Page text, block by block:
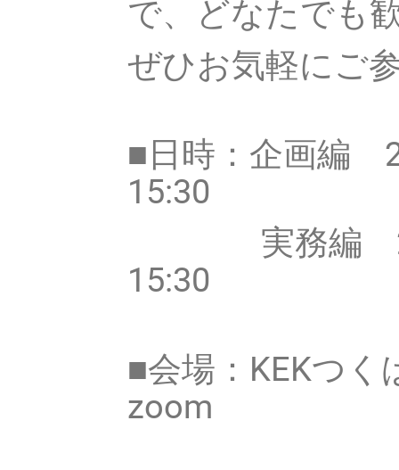
で、どなたでも
ぜひお気軽にご
■日時：企画編
15:30
実務編 2025
15:30
■会場：KEKつ
zoom